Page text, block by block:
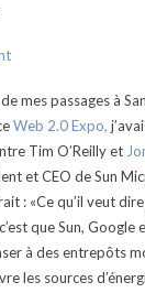
mes passages à
Web 2.0 Expo,
Tim O’Reilly et
et CEO de Sun
: «Ce qu’il veut
que Sun, Google
à des entrepôts
les sources